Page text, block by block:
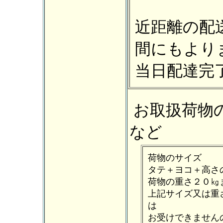
近距離の配
間にもより
当日配達完
お取扱荷物
など
荷物のサイズ
タテ＋ヨコ＋高さ
荷物の重さ２０
上記サイズ又は重
は
お受けできませ